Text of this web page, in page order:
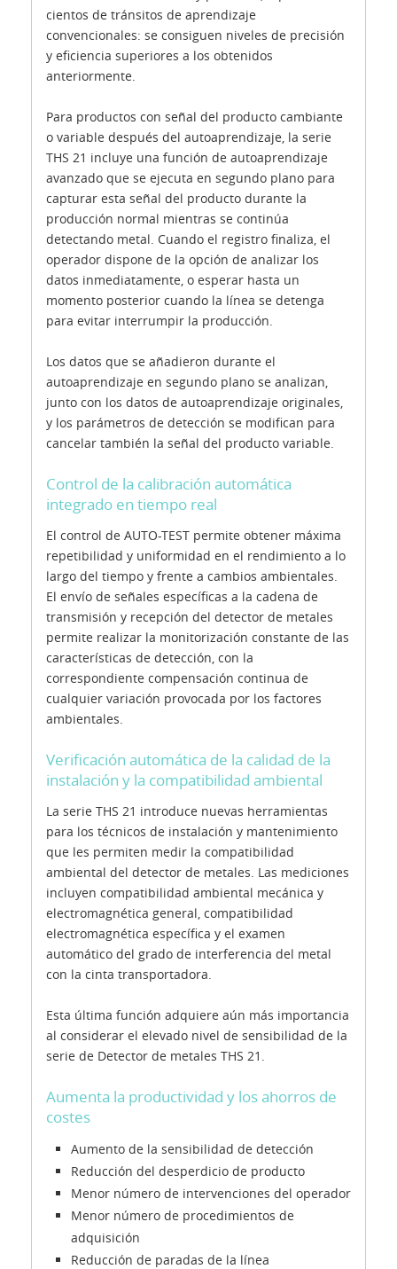
cientos de tránsitos de aprendizaje
convencionales: se consiguen niveles de precisión
y eficiencia superiores a los obtenidos
anteriormente.
Para productos con señal del producto cambiante
o variable después del autoaprendizaje, la serie
THS 21 incluye una función de autoaprendizaje
avanzado que se ejecuta en segundo plano para
capturar esta señal del producto durante la
producción normal mientras se continúa
detectando metal. Cuando el registro finaliza, el
operador dispone de la opción de analizar los
datos inmediatamente, o esperar hasta un
momento posterior cuando la línea se detenga
para evitar interrumpir la producción.
Los datos que se añadieron durante el
autoaprendizaje en segundo plano se analizan,
junto con los datos de autoaprendizaje originales,
y los parámetros de detección se modifican para
cancelar también la señal del producto variable.
Control de la calibración automática
integrado en tiempo real
El control de AUTO-TEST permite obtener máxima
repetibilidad y uniformidad en el rendimiento a lo
largo del tiempo y frente a cambios ambientales.
El envío de señales específicas a la cadena de
transmisión y recepción del detector de metales
permite realizar la monitorización constante de las
características de detección, con la
correspondiente compensación continua de
cualquier variación provocada por los factores
ambientales.
Verificación automática de la calidad de la
instalación y la compatibilidad ambiental
La serie THS 21 introduce nuevas herramientas
para los técnicos de instalación y mantenimiento
que les permiten medir la compatibilidad
ambiental del detector de metales. Las mediciones
incluyen compatibilidad ambiental mecánica y
electromagnética general, compatibilidad
electromagnética específica y el examen
automático del grado de interferencia del metal
con la cinta transportadora.
Esta última función adquiere aún más importancia
al considerar el elevado nivel de sensibilidad de la
serie de Detector de metales THS 21.
Aumenta la productividad y los ahorros de
costes
Aumento de la sensibilidad de detección
Reducción del desperdicio de producto
Menor número de intervenciones del operador
Menor número de procedimientos de
adquisición
Reducción de paradas de la línea